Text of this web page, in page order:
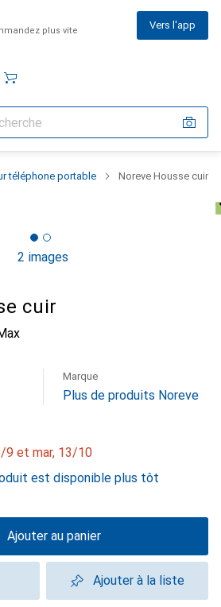
plus vite Vers l'app
téléphone portable Noreve Housse cuir
2 images
cuir
Marque
Plus de produits Noreve
9 et mar, 13/10
est disponible plus tôt
Ajouter au panier
Ajouter à la liste